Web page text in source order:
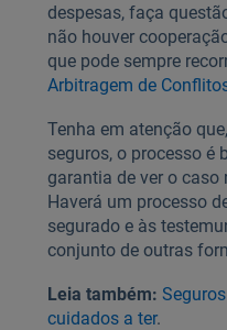
despesas, faça
não houver
que pode sempre
Arbitragem de
Tenha em atenção
seguros, o processo é
garantia de ver o caso
Haverá um processo
segurado e às
conjunto de outras
Leia também:
cuidados a ter.